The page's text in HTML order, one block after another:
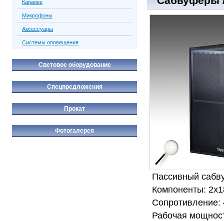
Пассивный
Компоненты:
Рабочая
Караоке
Микрофоны
Аксессуары
Системы оповещения
Световое оборудование
Спецпредложения
Прокат
Фотогалерея